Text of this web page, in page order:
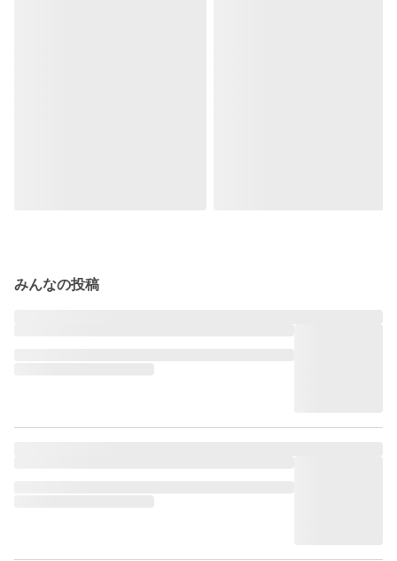
みんなの投稿